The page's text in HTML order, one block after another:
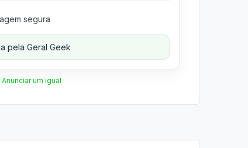
segura
pela Geral Geek
Anunciar um igual